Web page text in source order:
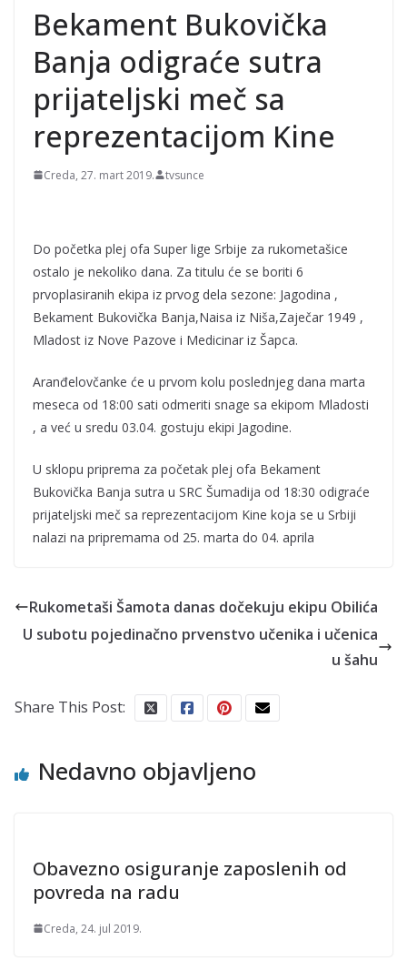
najmoćnijih evropskih
vojski; Žene vređaju,
napadaju i siluju
Bekament Bukovička
Banja odigraće sutra
prijateljski meč sa
reprezentacijom Kine
Creda, 27. mart 2019. tvsunce
Do početka plej ofa Super lige Srbije za rukometašice
ostalo je nekoliko dana. Za titulu će se boriti 6
prvoplasiranih ekipa iz prvog dela sezone: Jagodina ,
Bekament Bukovička Banja,Naisa iz Niša,Zaječar 1949 ,
Mladost iz Nove Pazove i Medicinar iz Šapca.
Aranđelovčanke će u prvom kolu poslednjeg dana marta
meseca od 18:00 sati odmeriti snage sa ekipom Mladosti
, a već u sredu 03.04. gostuju ekipi Jagodine.
U sklopu priprema za početak plej ofa Bekament
Bukovička Banja sutra u SRC Šumadija od 18:30 odigraće
prijateljski meč sa reprezentacijom Kine koja se u Srbiji
nalazi na pripremama od 25. marta do 04. aprila
Rukometaši Šamota danas dočekuju ekipu Obilića
U subotu pojedinačno prvenstvo učenika i učenica
u šahu
Share This Post:
Nedavno objavljeno
Obavezno osiguranje zaposlenih od
povreda na radu
Creda, 24. jul 2019.